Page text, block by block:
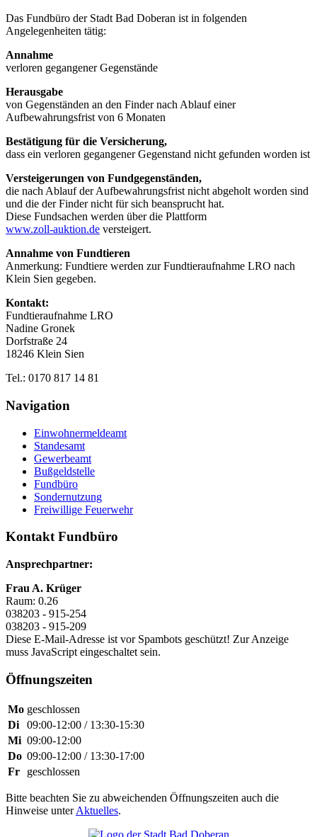
Das Fundbüro der Stadt Bad Doberan ist in folgenden
Angelegenheiten tätig:
Annahme
verloren gegangener Gegenstände
Herausgabe
von Gegenständen an den Finder nach Ablauf einer
Aufbewahrungsfrist von 6 Monaten
Bestätigung für die Versicherung,
dass ein verloren gegangener Gegenstand nicht gefunden worden ist
Versteigerungen von Fundgegenständen,
die nach Ablauf der Aufbewahrungsfrist nicht abgeholt worden sind
und die der Finder nicht für sich beansprucht hat.
Diese Fundsachen werden über die Plattform
www.zoll-auktion.de versteigert.
Annahme von Fundtieren
Anmerkung: Fundtiere werden zur Fundtieraufnahme LRO nach
Klein Sien gegeben.
Kontakt:
Fundtieraufnahme LRO
Nadine Gronek
Dorfstraße 24
18246 Klein Sien
Tel.: 0170 817 14 81
Navigation
Einwohnermeldeamt
Standesamt
Gewerbeamt
Bußgeldstelle
Fundbüro
Sondernutzung
Freiwillige Feuerwehr
Kontakt Fundbüro
Ansprechpartner:
Frau A. Krüger
Raum: 0.26
038203 - 915-254
038203 - 915-209
Diese E-Mail-Adresse ist vor Spambots geschützt! Zur Anzeige
muss JavaScript eingeschaltet sein.
Öffnungszeiten
Mo geschlossen
Di
09:00-12:00 / 13:30-15:30
Mi 09:00-12:00
Do 09:00-12:00 / 13:30-17:00
Fr
geschlossen
Bitte beachten Sie zu abweichenden Öffnungszeiten auch die
Hinweise unterAktuelles.